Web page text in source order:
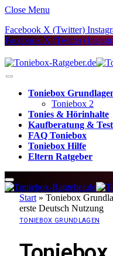
Close Menu
Facebook X (Twitter)
Facebook X (Twitter)
Toniebox
Toniebox 2
Tonies & Hörinhalte
Kaufberatung &
FAQ Toniebox
Toniebox Hilfe
Eltern Ratgeber
Start » Toniebox
erste Deutsch Nutzung
TONIEBOX GRUNDLAGEN